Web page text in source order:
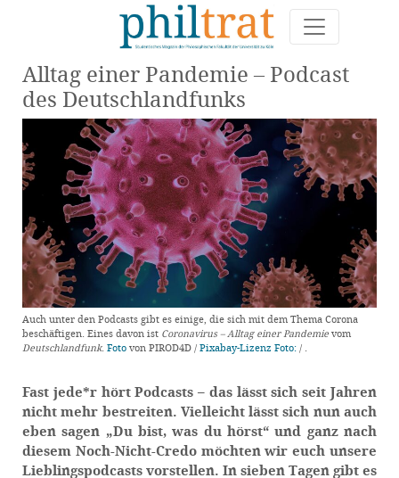
Alltag einer Pandemie – Podcast
des Deutschlandfunks
Auch unter den Podcasts gibt es einige, die sich mit dem Thema Corona
beschäftigen. Eines davon ist Coronavirus – Alltag einer Pandemie vom
Deutschlandfunk. Foto von PIROD4D / Pixabay-Lizenz Foto: / .
Fast jede*r hört Podcasts – das lässt sich seit Jahren
nicht mehr bestreiten. Vielleicht lässt sich nun auch
eben sagen „Du bist, was du hörst“ und ganz nach
diesem Noch-Nicht-Credo möchten wir euch unsere
Lieblingspodcasts vorstellen. In sieben Tagen gibt es